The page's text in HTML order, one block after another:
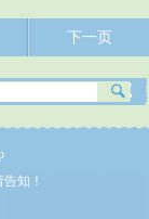
下一页
知！